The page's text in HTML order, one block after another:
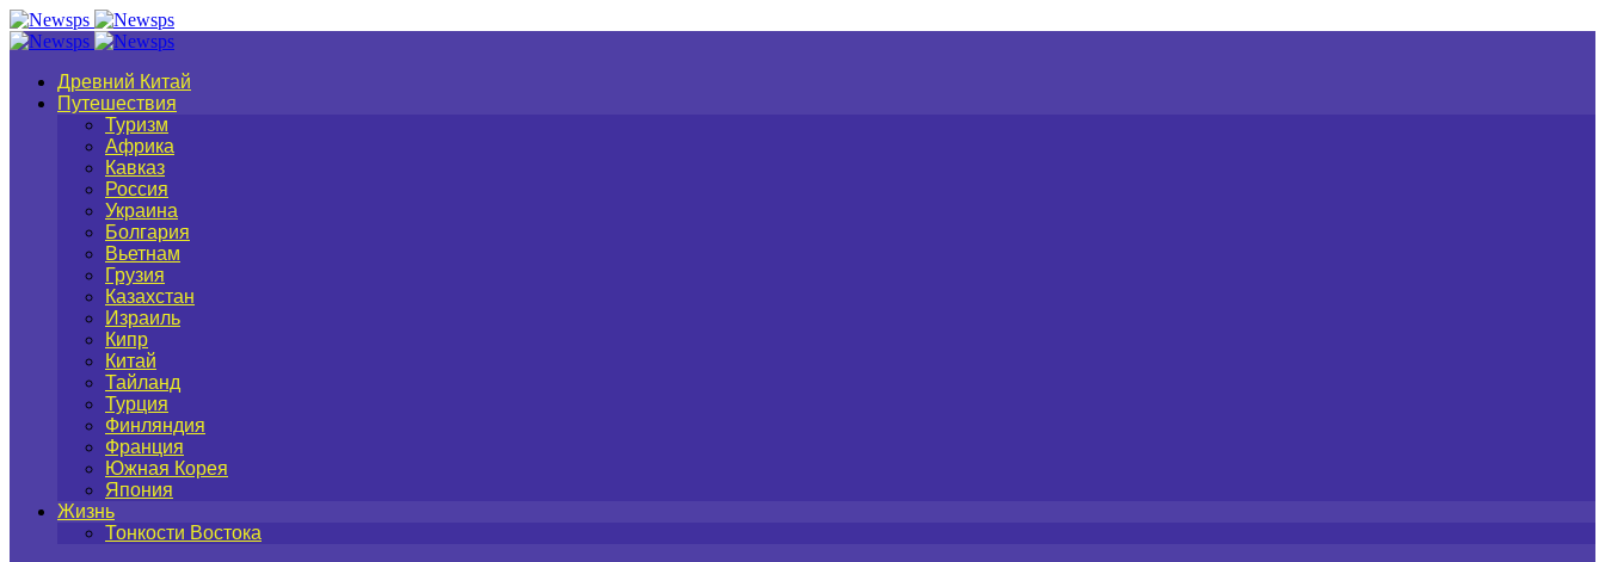
Древний Китай
Путешествия
Туризм
Африка
Кавказ
Россия
Украина
Болгария
Вьетнам
Грузия
Казахстан
Израиль
Кипр
Китай
Тайланд
Турция
Финляндия
Франция
Южная Корея
Япония
Жизнь
Тонкости Востока